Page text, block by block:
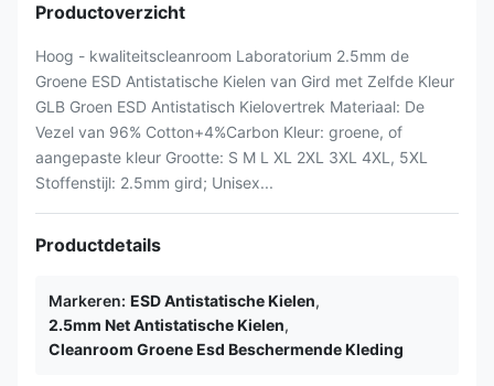
Productoverzicht
Hoog - kwaliteitscleanroom Laboratorium 2.5mm de
Groene ESD Antistatische Kielen van Gird met Zelfde Kleur
GLB Groen ESD Antistatisch Kielovertrek Materiaal: De
Vezel van 96% Cotton+4%Carbon Kleur: groene, of
aangepaste kleur Grootte: S M L XL 2XL 3XL 4XL, 5XL
Stoffenstijl: 2.5mm gird; Unisex...
Productdetails
Markeren: ESD Antistatische Kielen,
2.5mm Net Antistatische Kielen,
Cleanroom Groene Esd Beschermende Kleding